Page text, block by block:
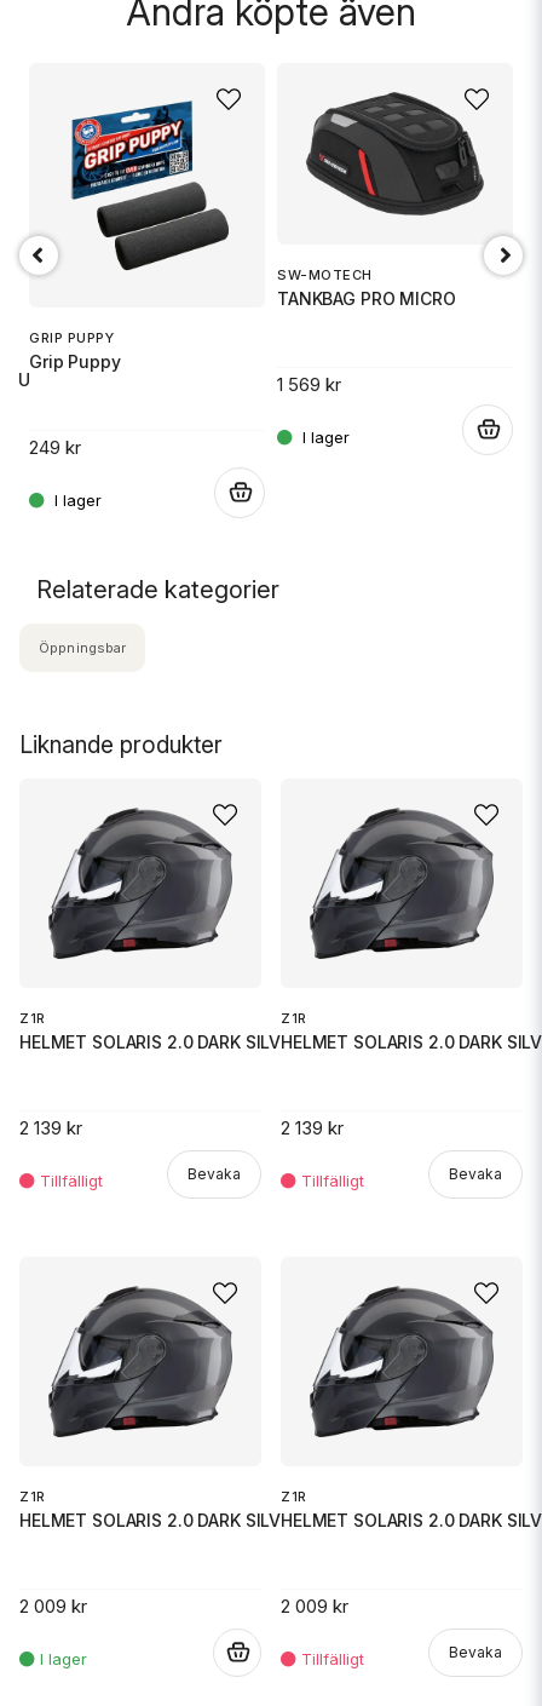
Andra köpte även
RU
GRIP PUPPY
Grip Puppy
249 kr
SW-MOTECH
TANKBAG PRO MICRO
1 569 kr
Liknande produkter
Z1R
HELMET SOLARIS 2.0 DARK SILVER
2 139 kr
Bevaka
Z1R
HELMET SOLARIS 2.0 DARK
2 139 kr
Bevaka
Z1R
HELMET SOLARIS 2.0 DARK SILVER
2 009 kr
Z1R
HELMET SOLARIS 2.0 DARK
2 009 kr
Bevaka
Relaterade kategorier
Öppningsbar